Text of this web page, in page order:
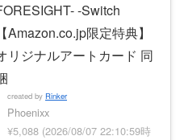
-Switch
【Amazon.co.jp限定特典】
リジナルアートカード 同
created by Rinker
Phoenixx
¥5,088 (2026/08/07 22:10:59時